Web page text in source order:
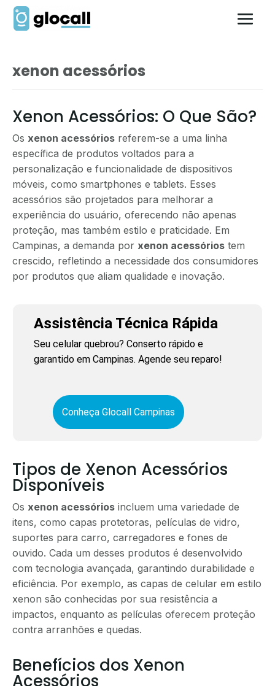
xenon acessórios
Xenon Acessórios: O Que São?
Os xenon acessórios referem-se a uma linha
específica de produtos voltados para a
personalização e funcionalidade de dispositivos
móveis, como smartphones e tablets. Esses
acessórios são projetados para melhorar a
experiência do usuário, oferecendo não apenas
proteção, mas também estilo e praticidade. Em
Campinas, a demanda por xenon acessórios tem
crescido, refletindo a necessidade dos consumidores
por produtos que aliam qualidade e inovação.
Assistência Técnica Rápida
Seu celular quebrou? Conserto rápido e
garantido em Campinas. Agende seu reparo!
Conheça Glocall Campinas
Tipos de Xenon Acessórios
Disponíveis
Os xenon acessórios incluem uma variedade de
itens, como capas protetoras, películas de vidro,
suportes para carro, carregadores e fones de
ouvido. Cada um desses produtos é desenvolvido
com tecnologia avançada, garantindo durabilidade e
eficiência. Por exemplo, as capas de celular em estilo
xenon são conhecidas por sua resistência a
impactos, enquanto as películas oferecem proteção
contra arranhões e quedas.
Benefícios dos Xenon
Acessórios